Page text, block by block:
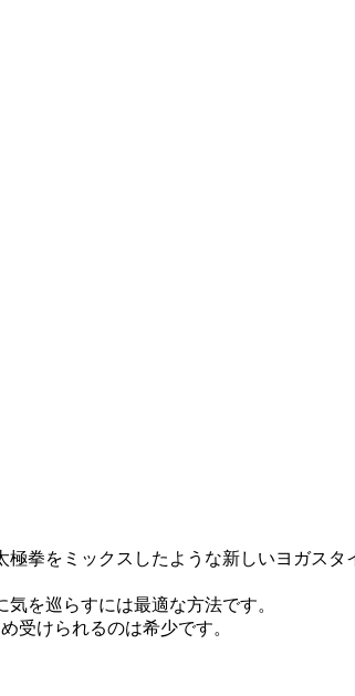
拳をミックスしたような新しいヨガスタ
を巡らすには最適な方法です。
受けられるのは希少です。